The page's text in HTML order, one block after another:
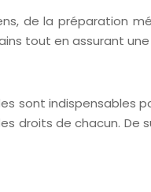
de la préparation
tout en assurant
sont indispensables
droits de chacun. De